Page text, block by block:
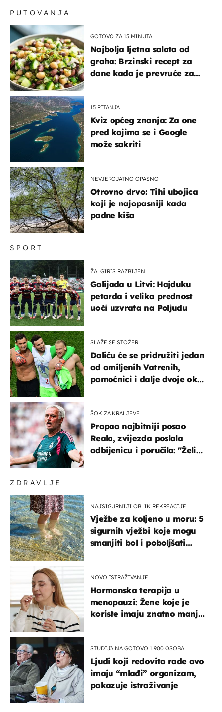
ZDRAVLJE
NAJSIGURNIJI OBLIK REKREACIJE
Vježbe za koljeno u moru: 5
sigurnih vježbi koje mogu
smanjiti bol i poboljšati
NOVO ISTRAŽIVANJE
Hormonska terapija u
menopauzi: Žene koje je
koriste imaju znatno manji
STUDIJA NA GOTOVO 1.900 OSOBA
Ljudi koji redovito rade ovo
imaju “mlađi” organizam,
pokazuje istraživanje
SPORT
ŽALGIRIS RAZBIJEN
Golijada u Litvi: Hajduku
petarda i velika prednost
uoči uzvrata na Poljudu
SLAŽE SE STOŽER
Daliću će se pridružiti jedan
od omiljenih Vatrenih,
pomoćnici i dalje dvoje oko
ŠOK ZA KRALJEVE
Propao najbitniji posao
Reala, zvijezda poslala
odbijenicu i poručila: "Želim
PUTOVANJA
GOTOVO ZA 15 MINUTA
Najbolja ljetna salata od
graha: Brzinski recept za
dane kada je prevruće za
15 PITANJA
Kviz općeg znanja: Za one
pred kojima se i Google
može sakriti
NEVJEROJATNO OPASNO
Otrovno drvo: Tihi ubojica
koji je najopasniji kada
padne kiša